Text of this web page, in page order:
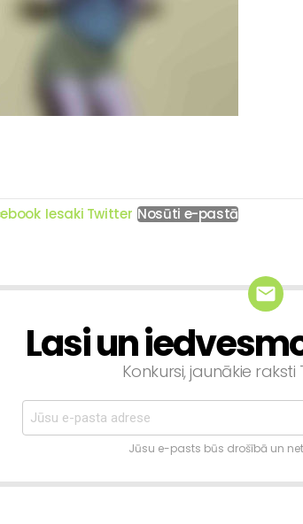
Iesaki Twitter Nosūti e-pastā
Lasi un
Konkursi, jaunākie
Jūsu e-pasts būs drošībā un